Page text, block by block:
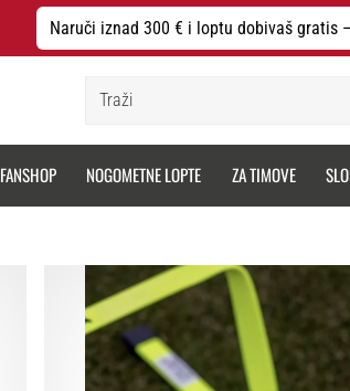
Naruči iznad 300 € i loptu dobivaš gratis
FANSHOP NOGOMETNE LOPTE ZA TIMOVE